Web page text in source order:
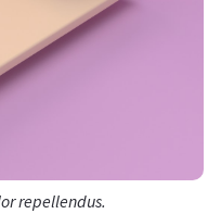
repellendus.